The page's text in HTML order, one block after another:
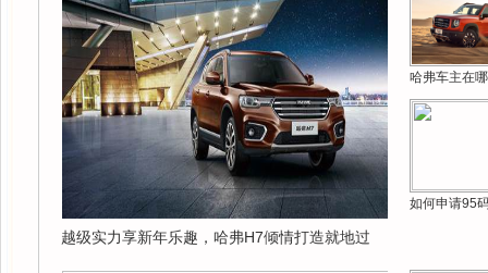
越级实力享新年乐趣，哈弗H7倾情打造就地过
哈弗车主在
如何申请95